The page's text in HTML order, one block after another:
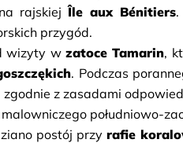
rajskiej Île aux Bénitiers
przygód.
wizyty w zatoce Tamarin,
. Podczas
z zasadami
malowniczego południowo-
postój przy rafie